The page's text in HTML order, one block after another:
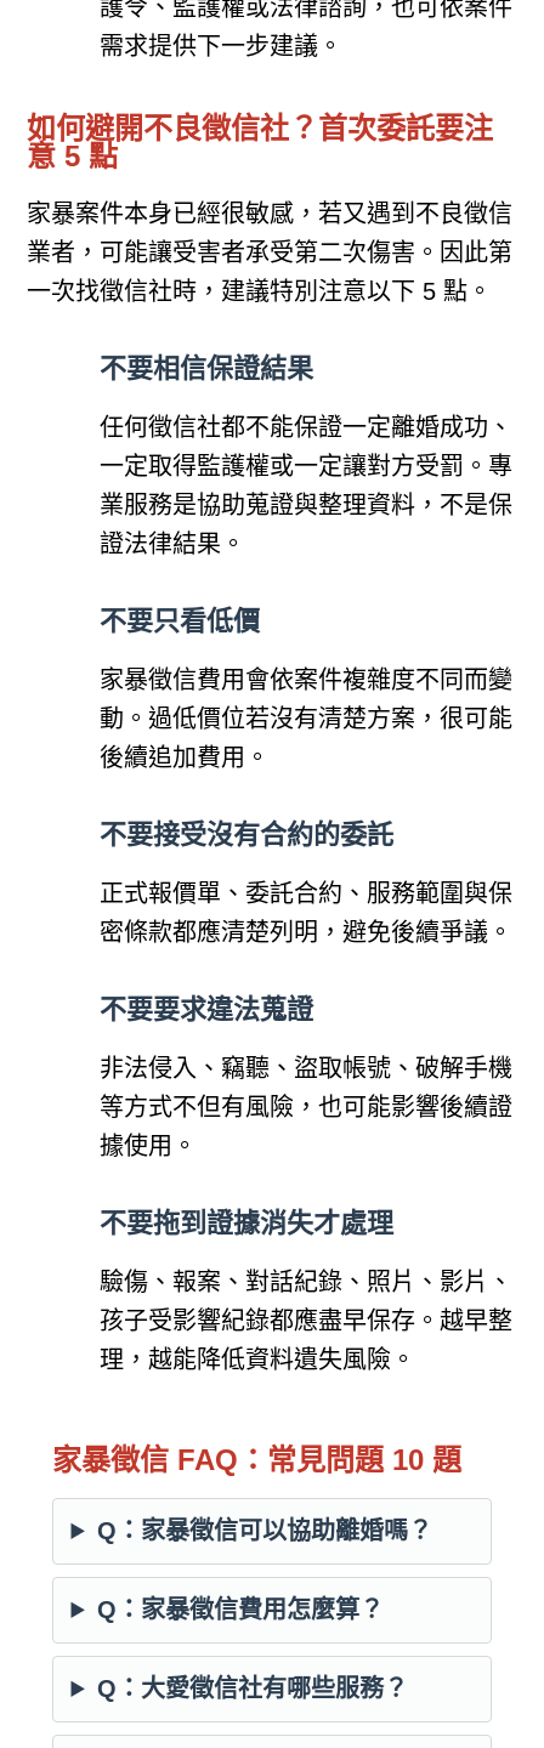
護令、監護權或法律諮詢，也可依案件
需求提供下一步建議。
如何避開不良徵信社？首次委託要注
意 5 點
家暴案件本身已經很敏感，若又遇到不良徵信
業者，可能讓受害者承受第二次傷害。因此第
一次找徵信社時，建議特別注意以下 5 點。
不要相信保證結果
任何徵信社都不能保證一定離婚成功、
一定取得監護權或一定讓對方受罰。專
業服務是協助蒐證與整理資料，不是保
證法律結果。
不要只看低價
家暴徵信費用會依案件複雜度不同而變
動。過低價位若沒有清楚方案，很可能
後續追加費用。
不要接受沒有合約的委託
正式報價單、委託合約、服務範圍與保
密條款都應清楚列明，避免後續爭議。
不要要求違法蒐證
非法侵入、竊聽、盜取帳號、破解手機
等方式不但有風險，也可能影響後續證
據使用。
不要拖到證據消失才處理
驗傷、報案、對話紀錄、照片、影片、
孩子受影響紀錄都應盡早保存。越早整
理，越能降低資料遺失風險。
家暴徵信 FAQ：常見問題 10 題
Q：家暴徵信可以協助離婚嗎？
Q：家暴徵信費用怎麼算？
Q：大愛徵信社有哪些服務？